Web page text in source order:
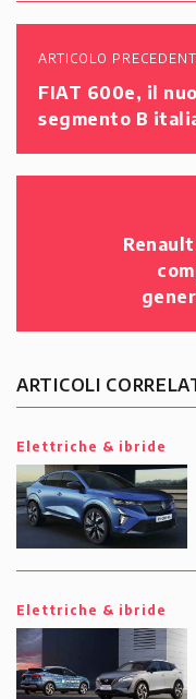
ARTICOLO
FIAT 600e, il
segmento B
ARTICOLI
Elettriche & ibride
Elettriche & ibride